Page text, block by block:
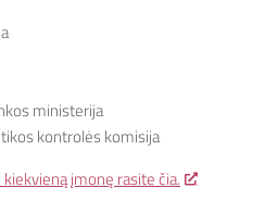
ministerija
kontrolės komisija
įmonę rasite čia.